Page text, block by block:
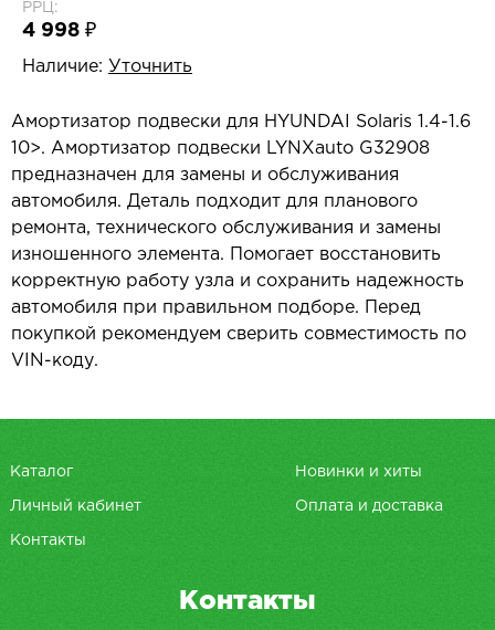
РРЦ:
4 998 ₽
Наличие: Уточнить
Амортизатор подвески для HYUNDAI Solaris 1.4-1.6
10>. Амортизатор подвески LYNXauto G32908
предназначен для замены и обслуживания
автомобиля. Деталь подходит для планового
ремонта, технического обслуживания и замены
изношенного элемента. Помогает восстановить
корректную работу узла и сохранить надежность
автомобиля при правильном подборе. Перед
покупкой рекомендуем сверить совместимость по
VIN-коду.
Каталог Новинки и хиты
Личный кабинет Оплата и доставка
Контакты
Контакты